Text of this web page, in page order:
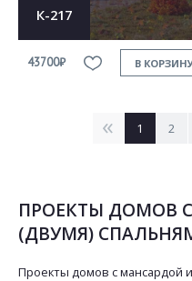
К-217
43700₽ В
< 1 2
ПРОЕКТЫ ДОМОВ
(ДВУМЯ)
Проекты домов с мансардой